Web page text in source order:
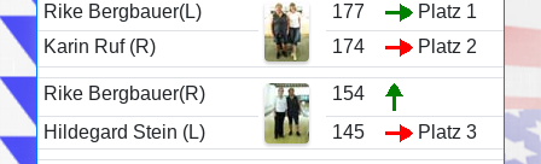
Rike Bergbauer(L) 177
Platz 1
Karin Ruf (R)
174 Platz 2
Rike Bergbauer(R)
154
Hildegard Stein (L)
145 Platz 3